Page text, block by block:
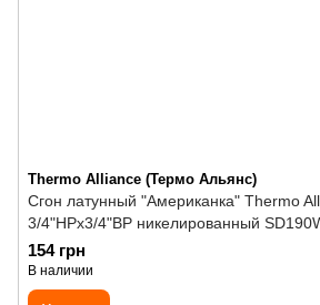
Thermo Alliance (Термо Альянс)
Сгон латунный "Американка" Thermo
3/4"НРх3/4"ВР никелированный
154 грн
В наличии